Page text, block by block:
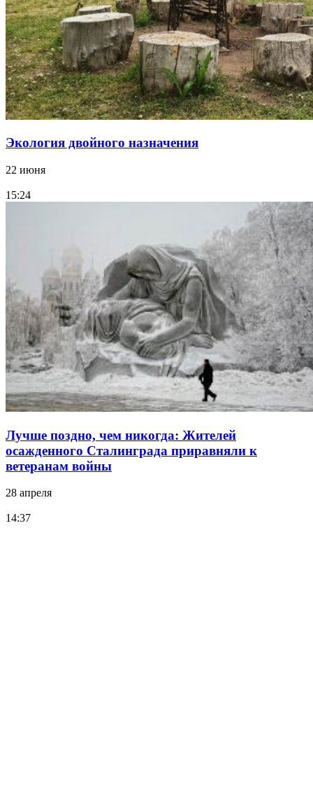
Экология двойного назначения
22 июня
15:24
Лучше поздно, чем никогда: Жителей
осажденного Сталинграда приравняли к
ветеранам войны
28 апреля
14:37